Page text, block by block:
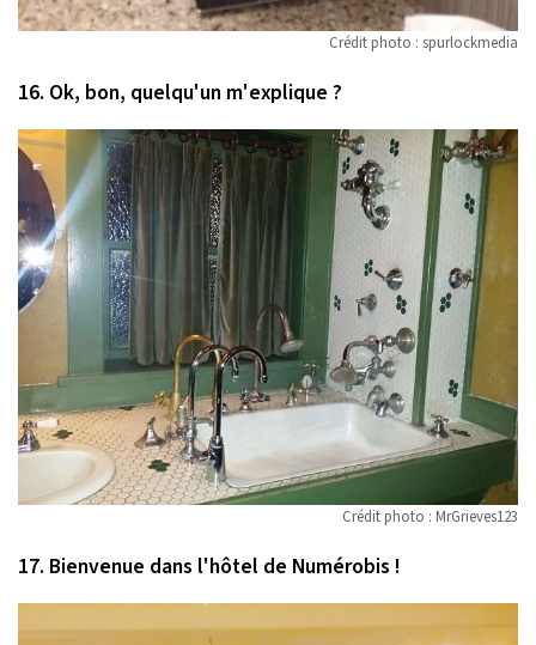
Crédit photo : spurlockmedia
16. Ok, bon, quelqu'un m'explique ?
Crédit photo : MrGrieves123
17. Bienvenue dans l'hôtel de Numérobis !